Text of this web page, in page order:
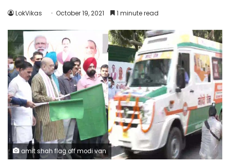
LokVikas October 19, 2021 1 minute read
amit shah flag off modi van